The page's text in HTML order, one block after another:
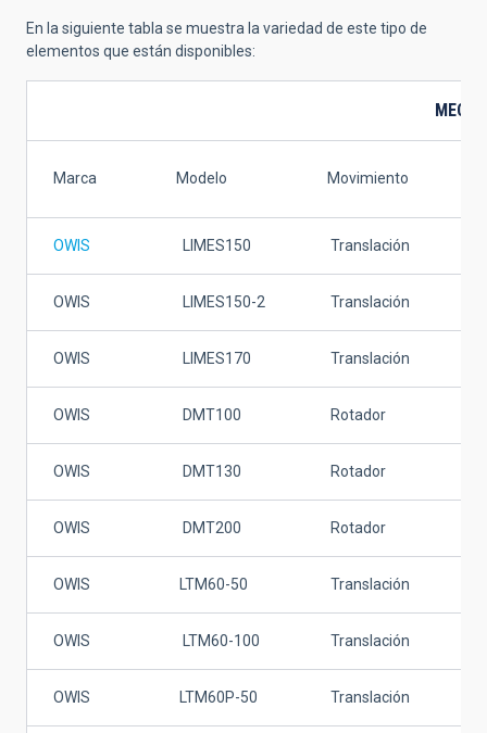
En la siguiente tabla se muestra la variedad de este tipo de
elementos que están disponibles:
Marca Modelo Movimiento
OWIS LIMES150 Translación
OWIS LIMES150-2 Translación
OWIS LIMES170 Translación
OWIS DMT100 Rotador
OWIS DMT130 Rotador
OWIS DMT200 Rotador
OWIS LTM60-50 Translación
OWIS LTM60-100 Translación
OWIS LTM60P-50 Translación